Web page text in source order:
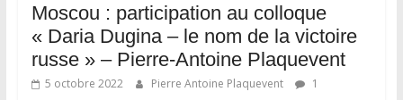
Moscou : participation au colloque
« Daria Dugina – le nom de la victoire
russe » – Pierre-Antoine Plaquevent
5 octobre 2022 Pierre Antoine Plaquevent
1